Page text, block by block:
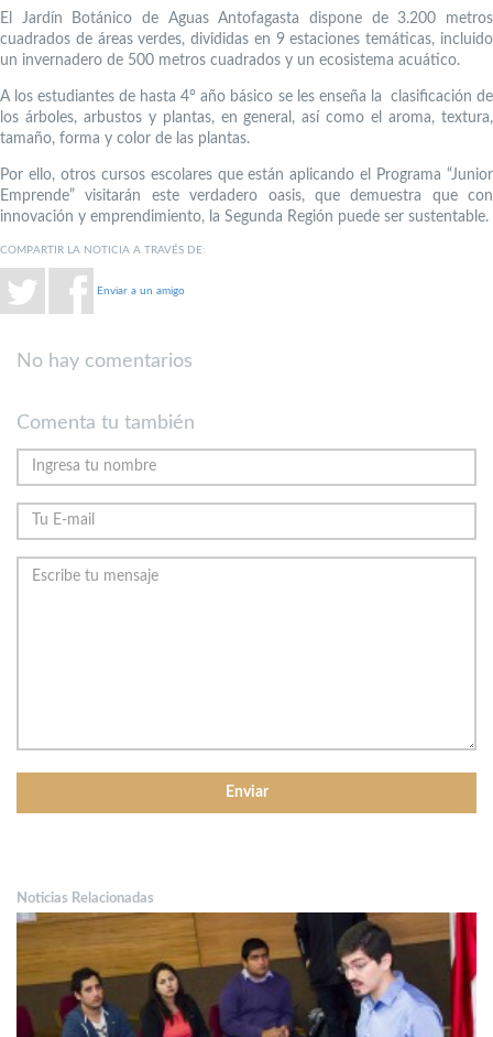
El Jardín Botánico de Aguas Antofagasta dispone de 3.200 metros
cuadrados de áreas verdes, divididas en 9 estaciones temáticas, incluido
un invernadero de 500 metros cuadrados y un ecosistema acuático.
A los estudiantes de hasta 4° año básico se les enseña la clasificación de
los árboles, arbustos y plantas, en general, así como el aroma, textura,
tamaño, forma y color de las plantas.
Por ello, otros cursos escolares que están aplicando el Programa “Junior
Emprende” visitarán este verdadero oasis, que demuestra que con
innovación y emprendimiento, la Segunda Región puede ser sustentable.
COMPARTIR LA NOTICIA A TRAVÉS DE:
Enviar a un amigo
No hay comentarios
Comenta tu también
Noticias Relacionadas